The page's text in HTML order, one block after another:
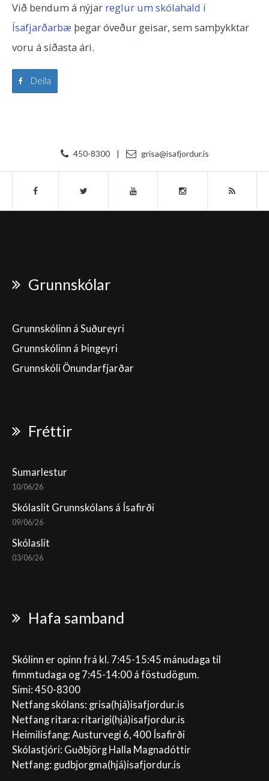
Við bendum á nýjar reglur um skólahald í
Ísafjarðarbæ þegar óveður geisar, sem samþykktar
voru á síðasta ári.
Deila
450-8300 | grisa@isafjordur.is
Grunnskólar
Grunnskólinn á Suðureyri
Grunnskólinn á Þingeyri
Grunnskóli Önundarfjarðar
Fréttir
Sumarlestur
10/06/26
Skólaslit Grunnskólans á Ísafirði
09/06/26
Skólaslit
03/06/26
Hafa samband
Skólinn er opinn frá kl. 7:45-15:45 mánudaga til
fimmtudaga og 7:45-14:00 á föstudögum.
Sími: 450-8300
Netfang skólans: grisa(hjá)isafjordur.is
Netfang ritara: ritarigi(hjá)isafjordur.is
Heimilisfang: Austurvegi 6, 400 Ísafirði
Skólastjóri: Guðbjörg Halla Magnadóttir
Netfang: gudbjorgma(hjá)isafjordur.is